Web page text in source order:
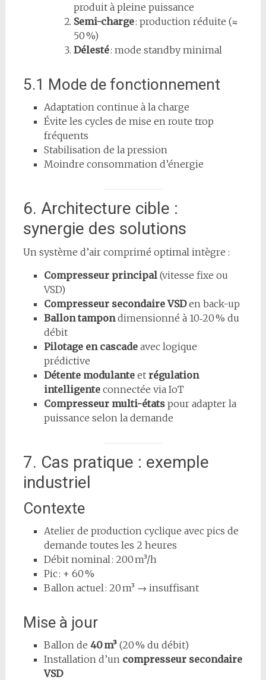
produit à pleine puissance
Semi-charge: production réduite (≈
50 %)
Délesté: mode standby minimal
5.1 Mode de fonctionnement
Adaptation continue à la charge
Évite les cycles de mise en route trop
fréquents
Stabilisation de la pression
Moindre consommation d’énergie
6. Architecture cible :
synergie des solutions
Un système d’air comprimé optimal intègre :
Compresseur principal(vitesse fixe ou
VSD)
Compresseur secondaire VSDen back-up
Ballon tampondimensionné à 10‑20 % du
débit
Pilotage en cascadeavec logique
prédictive
Détente modulanteet régulation
intelligenteconnectée via IoT
Compresseur multi-étatspour adapter la
puissance selon la demande
7. Cas pratique : exemple
industriel
Contexte
Atelier de production cyclique avec pics de
demande toutes les 2 heures
Débit nominal : 200 m³/h
Pic : + 60 %
Ballon actuel : 20 m³ → insuffisant
Mise à jour
Ballon de 40 m³(20 % du débit)
Installation d’un compresseur secondaire
VSD